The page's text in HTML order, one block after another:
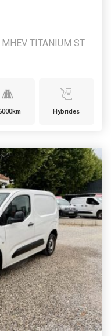
TITANIUM ST
Hybrides